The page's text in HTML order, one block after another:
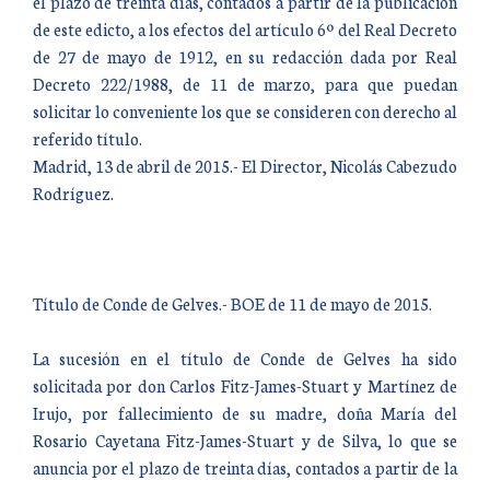
de este edicto, a los efectos del artículo 6º del Real Decreto
de 27 de mayo de 1912, en su redacción dada por Real
Decreto 222/1988, de 11 de marzo, para que puedan
solicitar lo conveniente los que se consideren con derecho al
referido título.
Madrid, 13 de abril de 2015.- El Director, Nicolás Cabezudo
Rodríguez.
Título de Conde de Gelves.- BOE de 11 de mayo de 2015.
La sucesión en el título de Conde de Gelves ha sido
solicitada por don Carlos Fitz-James-Stuart y Martínez de
Irujo, por fallecimiento de su madre, doña María del
Rosario Cayetana Fitz-James-Stuart y de Silva, lo que se
anuncia por el plazo de treinta días, contados a partir de la